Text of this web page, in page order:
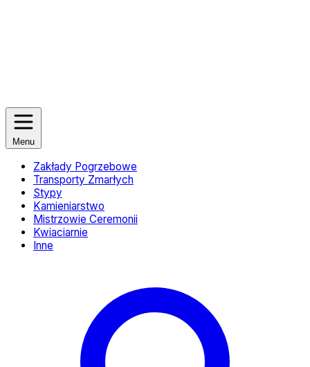
Menu
Zakłady Pogrzebowe
Transporty Zmarłych
Stypy
Kamieniarstwo
Mistrzowie Ceremonii
Kwiaciarnie
Inne